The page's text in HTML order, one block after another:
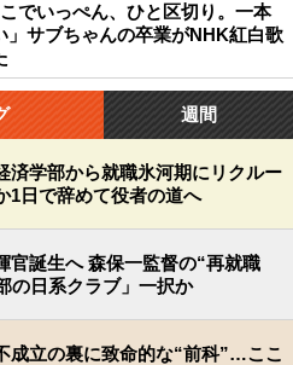
でいっぺん、ひと区切り。一本
」サブちゃんの卒業がNHK紅白歌
週間
済学部から就職氷河期にリクルー
1日で辞めて役者の道へ
官誕生へ 森保一監督の“再就職
の日系クラブ」一択か
成立の裏に致命的な“前科”…ここ